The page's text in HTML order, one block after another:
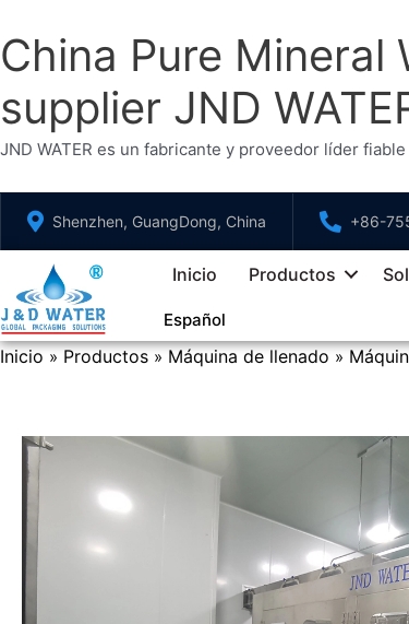
China Pure
supplier JND
JND WATER es un fabricante y proveedor líder
Saltar
contenido
Shenzhen, GuangDong, China +86-
Inicio Productos
Español
Inicio » Productos » Máquina de llenado »